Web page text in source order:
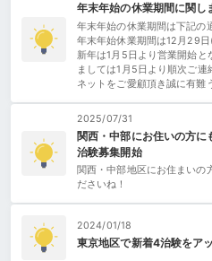
年末年始の休業期間に関し
年末年始の休業期間は下記の
年末年始休業期間は12月29日
新年は1月5日より営業開始と
ましては1月5日より順次ご
ネットをご愛顧頂き誠に有難
2025/07/31
関西・中部にお住いの方に
治験募集開始
関西・中部地区にお住まいの
ださいね！
2024/01/18
東京地区で新着4治験をア